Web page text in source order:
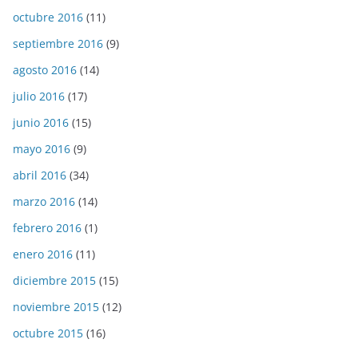
octubre 2016 (11)
septiembre 2016 (9)
agosto 2016 (14)
julio 2016 (17)
junio 2016 (15)
mayo 2016 (9)
abril 2016 (34)
marzo 2016 (14)
febrero 2016 (1)
enero 2016 (11)
diciembre 2015 (15)
noviembre 2015 (12)
octubre 2015 (16)